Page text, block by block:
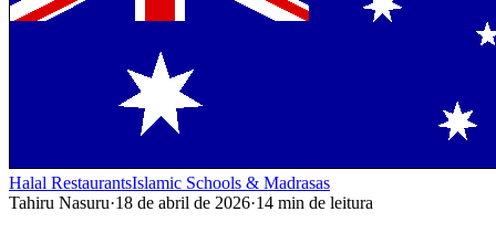
Halal RestaurantsIslamic Schools & Madrasas
Tahiru Nasuru·18 de abril de 2026·14 min de leitura